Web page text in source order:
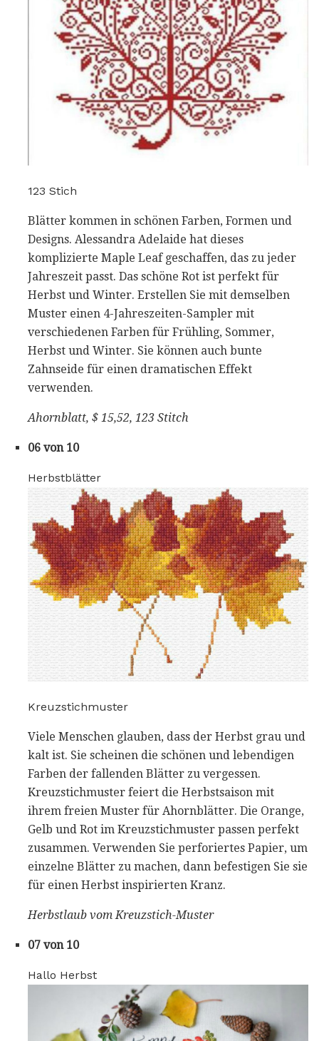
123 Stich
Blätter kommen in schönen Farben, Formen und
Designs. Alessandra Adelaide hat dieses
komplizierte Maple Leaf geschaffen, das zu jeder
Jahreszeit passt. Das schöne Rot ist perfekt für
Herbst und Winter. Erstellen Sie mit demselben
Muster einen 4-Jahreszeiten-Sampler mit
verschiedenen Farben für Frühling, Sommer,
Herbst und Winter. Sie können auch bunte
Zahnseide für einen dramatischen Effekt
verwenden.
Ahornblatt, $ 15,52, 123 Stitch
06 von 10
Herbstblätter
Kreuzstichmuster
Viele Menschen glauben, dass der Herbst grau und
kalt ist. Sie scheinen die schönen und lebendigen
Farben der fallenden Blätter zu vergessen.
Kreuzstichmuster feiert die Herbstsaison mit
ihrem freien Muster für Ahornblätter. Die Orange,
Gelb und Rot im Kreuzstichmuster passen perfekt
zusammen. Verwenden Sie perforiertes Papier, um
einzelne Blätter zu machen, dann befestigen Sie sie
für einen Herbst inspirierten Kranz.
Herbstlaub vom Kreuzstich-Muster
07 von 10
Hallo Herbst